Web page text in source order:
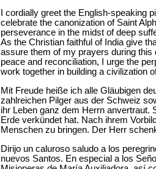
I cordially greet the English-speaking
celebrate the canonization of Saint
perseverance in the midst of deep
As the Christian faithful of India give
assure them of my prayers during
peace and reconciliation, I urge the
work together in building a civilization
Mit Freude heiße ich alle Gläubigen
zahlreichen Pilger aus der Schweiz
ihr Leben ganz dem Herrn anvertraut.
Erde verkündet hat. Nach ihrem
Menschen zu bringen. Der Herr
Dirijo un caluroso saludo a los
nuevos Santos. En especial a los